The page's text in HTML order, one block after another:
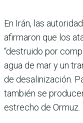
En Irán, las
afirmaron que los
“destruido por
agua de mar y un
de desalinización.
también se
estrecho de Ormuz.